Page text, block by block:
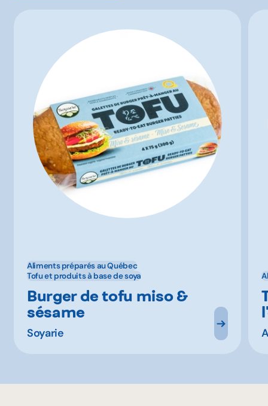
Aliments préparés au Québec
Tofu et produits à base de soya
Burger de tofu miso &
sésame
Soyarie